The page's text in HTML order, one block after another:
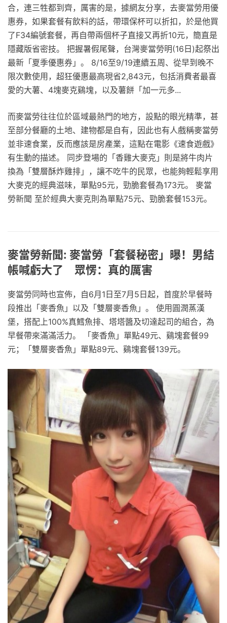
合，連三牲都到齊，厲害的是，據網友分享，去麥當勞用優
惠券，如果套餐有飲料的話，帶環保杯可以折扣，於是他買
了F34編號套餐，再自帶兩個杯子直接又再折10元，簡直是
隱藏版省密技。 把握暑假尾聲，台灣麥當勞明(16日)起祭出
最新「夏季優惠券」。 8/16至9/19連續五周、從早到晚不
限次數使用，超狂優惠最高現省2,843元，包括消費者最喜
愛的大薯、4塊麥克鷄塊，以及薯餅「加一元多...
而麥當勞往往位於區域最熱門的地方，設點的眼光精準，甚
至部分餐廳的土地、建物都是自有，因此也有人戲稱麥當勞
並非速食業，反而應該是房產業，這點在電影《速食遊戲》
有生動的描述。 同步登場的「香雞大麥克」則是將牛肉片
換為「雙層酥炸雞排」，讓不吃牛的民眾，也能夠輕鬆享用
大麥克的經典滋味，單點95元，勁脆套餐為173元。 麥當
勞新聞 至於經典大麥克則為單點75元、勁脆套餐153元。
麥當勞新聞: 麥當勞「套餐秘密」曝！男結
帳喊虧大了 眾愣：真的厲害
麥當勞同時也宣佈，自6月1日至7月5日起，首度於早餐時
段推出「麥香魚」以及「雙層麥香魚」。 使用圓潤蒸漢
堡，搭配上100%真鱈魚排、塔塔醬及切達起司的組合，為
早餐帶來滿滿活力。 「麥香魚」單點49元、鷄塊套餐99
元；「雙層麥香魚」單點89元、鷄塊套餐139元。